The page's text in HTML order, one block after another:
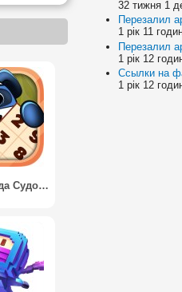
Ниндзя Панда Судоку / Ninja Panda Sudoku
32 тижня 1
Перезалил
1 рік 11
Перезалил
1 рік 12
Ссылки на
1 рік 12